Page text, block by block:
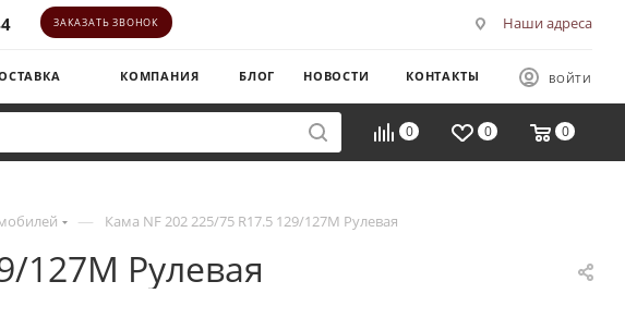
ЗАКАЗАТЬ ЗВОНОК Наши адреса
КОМПАНИЯ БЛОГ НОВОСТИ КОНТАКТЫ ВОЙТИ
0 0 0
— Кама NF 202 225/75 R17.5 129/127M Рулевая
127M Рулевая